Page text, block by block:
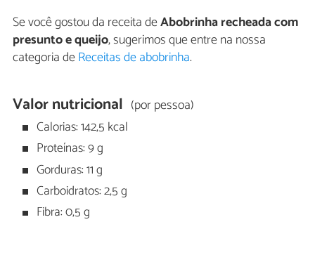
Se você gostou da receita deAbobrinha recheada com
presunto e queijo, sugerimos que entre na nossa
categoria deReceitas de abobrinha.
Valor nutricional (por pessoa)
Calorias: 142,5 kcal
Proteínas: 9 g
Gorduras: 11 g
Carboidratos: 2,5 g
Fibra: 0,5 g